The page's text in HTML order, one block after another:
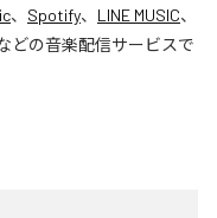
、 Spotify、 LINE MUSIC、
どの音楽配信サービスで